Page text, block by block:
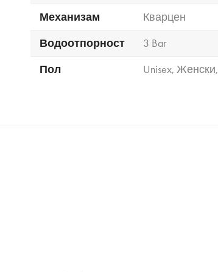
Механизам
Кварцен
Водоотпорност
3 Bar
Пол
Unisex, Женски,